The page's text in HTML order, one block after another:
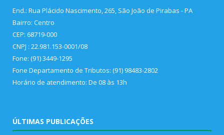
End.: Rua Plácido Nascimento, 265, São João de Pirabas - PA
Bairro: Centro
CEP: 68719-000
CNPJ : 22.981.153-0001/08
Fone: (91) 3449-1295
Fone Departamento de Tributos: (91) 98483-2802
Horário de atendimento: De 08 às 13h
ÚLTIMAS PUBLICAÇÕES